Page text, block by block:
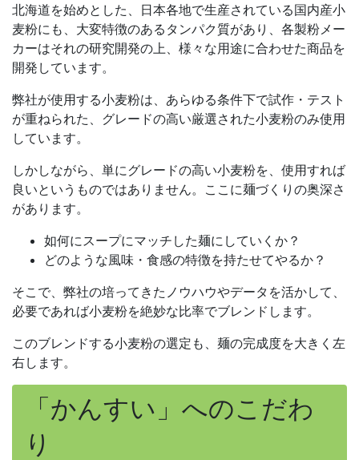
北海道を始めとした、日本各地で生産されている国内産小
麦粉にも、大変特徴のあるタンパク質があり、各製粉メー
カーはそれの研究開発の上、様々な用途に合わせた商品を
開発しています。
弊社が使用する小麦粉は、あらゆる条件下で試作・テスト
が重ねられた、グレードの高い厳選された小麦粉のみ使用
しています。
しかしながら、単にグレードの高い小麦粉を、使用すれば
良いというものではありません。ここに麺づくりの奥深さ
があります。
如何にスープにマッチした麺にしていくか？
どのような風味・食感の特徴を持たせてやるか？
そこで、弊社の培ってきたノウハウやデータを活かして、
必要であれば小麦粉を絶妙な比率でブレンドします。
このブレンドする小麦粉の選定も、麺の完成度を大きく左
右します。
「かんすい」へのこだわ
り